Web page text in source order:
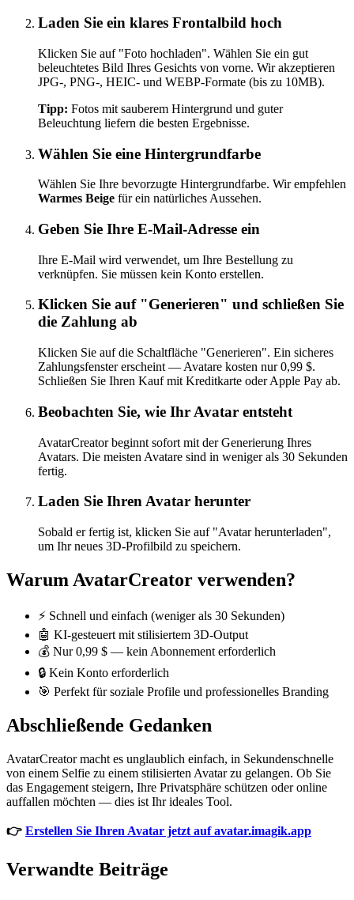
Laden Sie ein klares Frontalbild hoch
Klicken Sie auf "Foto hochladen". Wählen Sie ein gut
beleuchtetes Bild Ihres Gesichts von vorne. Wir akzeptieren
JPG-, PNG-, HEIC- und WEBP-Formate (bis zu 10MB).
Tipp: Fotos mit sauberem Hintergrund und guter
Beleuchtung liefern die besten Ergebnisse.
Wählen Sie eine Hintergrundfarbe
Wählen Sie Ihre bevorzugte Hintergrundfarbe. Wir empfehlen
Warmes Beige für ein natürliches Aussehen.
Geben Sie Ihre E-Mail-Adresse ein
Ihre E-Mail wird verwendet, um Ihre Bestellung zu
verknüpfen. Sie müssen kein Konto erstellen.
Klicken Sie auf "Generieren" und schließen Sie
die Zahlung ab
Klicken Sie auf die Schaltfläche "Generieren". Ein sicheres
Zahlungsfenster erscheint — Avatare kosten nur 0,99 $.
Schließen Sie Ihren Kauf mit Kreditkarte oder Apple Pay ab.
Beobachten Sie, wie Ihr Avatar entsteht
AvatarCreator beginnt sofort mit der Generierung Ihres
Avatars. Die meisten Avatare sind in weniger als 30 Sekunden
fertig.
Laden Sie Ihren Avatar herunter
Sobald er fertig ist, klicken Sie auf "Avatar herunterladen",
um Ihr neues 3D-Profilbild zu speichern.
Warum AvatarCreator verwenden?
⚡ Schnell und einfach (weniger als 30 Sekunden)
🤖 KI-gesteuert mit stilisiertem 3D-Output
💰 Nur 0,99 $ — kein Abonnement erforderlich
🔒 Kein Konto erforderlich
🎯 Perfekt für soziale Profile und professionelles Branding
Abschließende Gedanken
AvatarCreator macht es unglaublich einfach, in Sekundenschnelle
von einem Selfie zu einem stilisierten Avatar zu gelangen. Ob Sie
das Engagement steigern, Ihre Privatsphäre schützen oder online
auffallen möchten — dies ist Ihr ideales Tool.
👉 Erstellen Sie Ihren Avatar jetzt auf avatar.imagik.app
Verwandte Beiträge